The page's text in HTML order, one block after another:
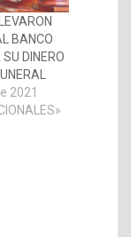
BANCO
DINERO
2021